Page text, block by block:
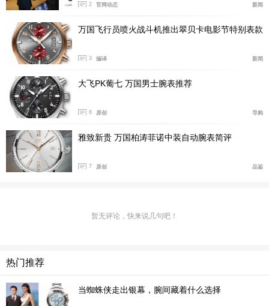
带着这些关于品牌档案、博物馆建设以及历史传承的
问题，我们在日内瓦“钟表与奇迹”现场，与David展开了
一次面对面的交流。接下来，就让我们一起听听这位馆
长，是如何理解品牌过去、现在与未来的。
1. Q：如果用几个关键词来形容万国这个品牌，您会选择
什么？
A：创新和精准。创新，毫无疑问是非常核心的一点，精
准当然也同样重要。因为精准其实正是万国作为一个品牌
心 2 官网动态 新闻
万国飞行员喷火战斗机推出翠贝卡电影节特别表款
3 编译 新闻
大飞PK葡七 万国男士腕表推荐
8 原创 导购
雅致新贵 万国柏涛菲诺中装自动腕表简评
7 原创 品鉴
暂无评论，快来说几句吧！
热门推荐
当蜘蛛侠走出银幕，腕间藏着什么选择